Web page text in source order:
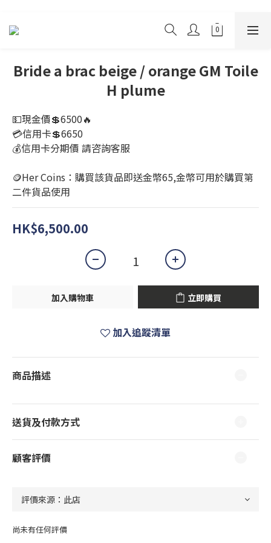
Bride a brac beige / orange GM Toile
H plume
💵現金價💲6500🔥
💳信用卡💲6650
💰信用卡分期價 請咨詢客服
🪙Her Coins：購買該貨品即送金幣65,金幣可用於購買第
二件貨品使用
HK$6,500.00
加入購物車 立即購買
加入追蹤清單
商品描述
送貨及付款方式
顧客評價
尚未有任何評價